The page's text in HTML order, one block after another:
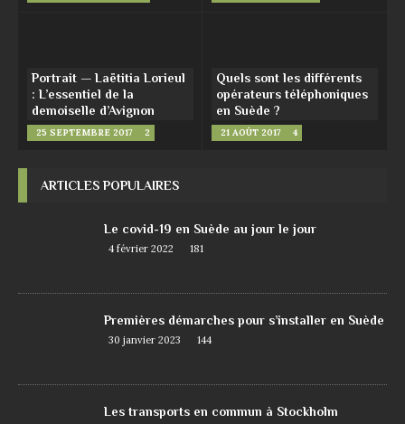
Portrait — Laëtitia Lorieul
: L’essentiel de la
demoiselle d’Avignon
25 SEPTEMBRE 2017 2
Quels sont les différents
opérateurs téléphoniques
en Suède ?
21 AOÛT 2017 4
ARTICLES POPULAIRES
Le covid-19 en Suède au jour le jour
4 février 2022 181
Premières démarches pour s’installer en Suède
30 janvier 2023 144
Les transports en commun à Stockholm